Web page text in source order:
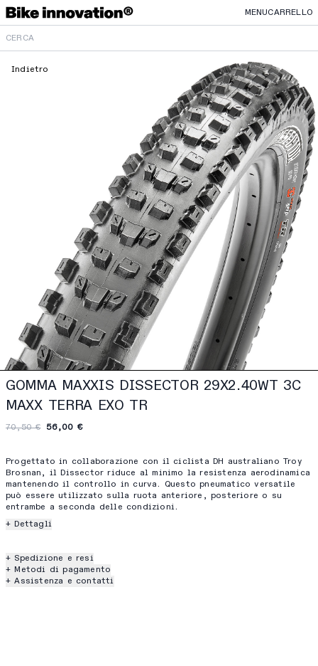
MENUCARRELLO
Indietro
GOMMA MAXXIS DISSECTOR 29X2.40WT 3C
MAXX TERRA EXO TR
70,50 € 56,00 €
Progettato in collaborazione con il ciclista DH australiano Troy
Brosnan, il Dissector riduce al minimo la resistenza aerodinamica
mantenendo il controllo in curva. Questo pneumatico versatile
può essere utilizzato sulla ruota anteriore, posteriore o su
entrambe a seconda delle condizioni.
+ Dettagli
+ Spedizione e resi
+ Metodi di pagamento
+ Assistenza e contatti